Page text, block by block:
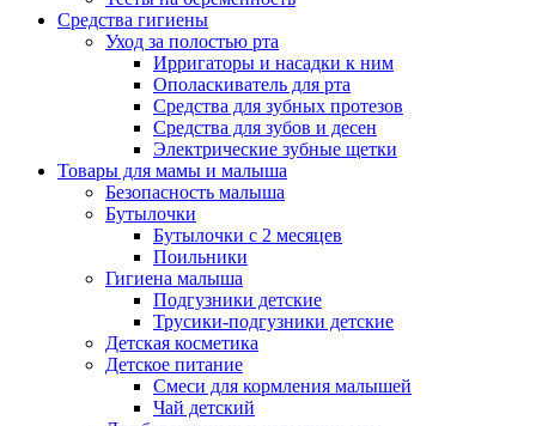
Средства гигиены
Уход за полостью рта
Ирригаторы и насадки к ним
Ополаскиватель для рта
Средства для зубных протезов
Средства для зубов и десен
Электрические зубные щетки
Товары для мамы и малыша
Безопасность малыша
Бутылочки
Бутылочки с 2 месяцев
Поильники
Гигиена малыша
Подгузники детские
Трусики-подгузники детские
Детская косметика
Детское питание
Смеси для кормления малышей
Чай детский